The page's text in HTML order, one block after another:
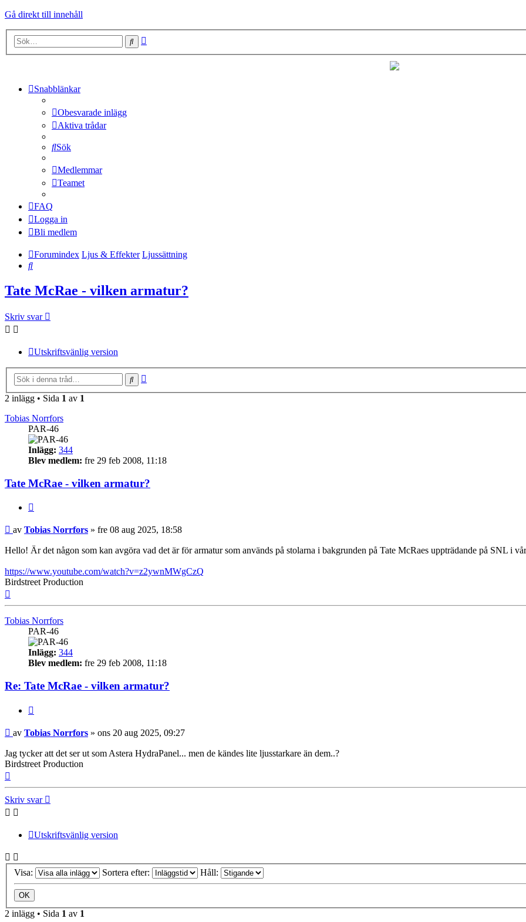
Gå direkt till innehåll
Sök
Snabblänkar
Obesvarade inlägg
Aktiva trådar
Sök
Medlemmar
Teamet
FAQ
Logga in
Bli medlem
Forumindex Ljus & Effekter Ljussättning
Sök
Tate McRae - vilken armatur?
Skriv svar
Utskriftsvänlig version
Sök
2 inlägg • Sida 1 av 1
Tobias Norrfors
PAR-46
Inlägg: 344
Blev medlem: fre 29 feb 2008, 11:18
Tate McRae - vilken armatur?
Inlägg
av Tobias Norrfors » fre 08 aug 2025, 18:58
Hello! Är det någon som kan avgöra vad det är för armatur som används på stolarna i bakgrunden på Tate McRaes uppträdande på SNL i
https://www.youtube.com/watch?v=z2ywnMWgCzQ
Birdstreet Production
Tobias Norrfors
PAR-46
Inlägg: 344
Blev medlem: fre 29 feb 2008, 11:18
Re: Tate McRae - vilken armatur?
Inlägg
av Tobias Norrfors » ons 20 aug 2025, 09:27
Jag tycker att det ser ut som Astera HydraPanel... men de kändes lite ljusstarkare än dem..?
Birdstreet Production
Skriv svar
Utskriftsvänlig version
Visa: Sortera efter: Håll:
2 inlägg • Sida 1 av 1